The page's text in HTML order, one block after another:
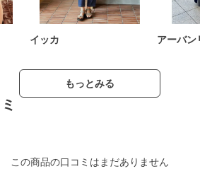
イッカ アーバン
もっとみる
この商品の口コミはまだありません